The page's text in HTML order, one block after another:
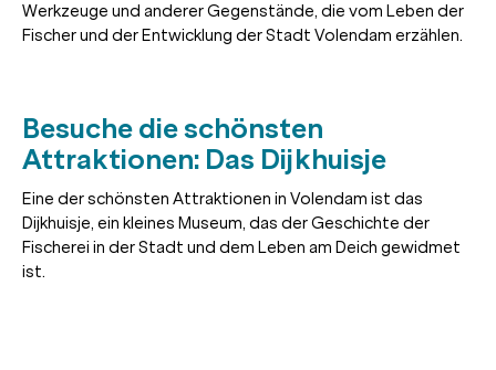
Werkzeuge und anderer Gegenstände, die vom Leben der
Fischer und der Entwicklung der Stadt Volendam erzählen.
Besuche die schönsten
Attraktionen: Das Dijkhuisje
Eine der schönsten Attraktionen in Volendam ist das
Dijkhuisje, ein kleines Museum, das der Geschichte der
Fischerei in der Stadt und dem Leben am Deich gewidmet
ist.